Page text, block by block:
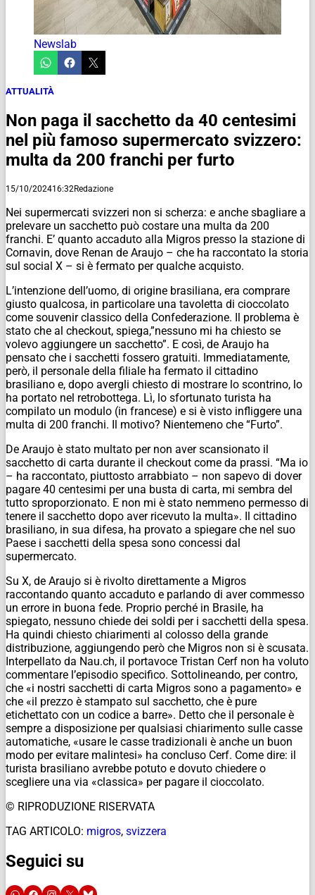
Newslab
ATTUALITÀ
Non paga il sacchetto da 40 centesimi
nel più famoso supermercato svizzero:
multa da 200 franchi per furto
15/10/202416:32Redazione
Nei supermercati svizzeri non si scherza: e anche sbagliare a
prelevare un sacchetto può costare una multa da 200
franchi. E’ quanto accaduto alla Migros presso la stazione di
Cornavin, dove Renan de Araujo – che ha raccontato la storia
sul social X – si è fermato per qualche acquisto.
L’intenzione dell’uomo, di origine brasiliana, era comprare
giusto qualcosa, in particolare una tavoletta di cioccolato
come souvenir classico della Confederazione. Il problema è
stato che al checkout, spiega,”nessuno mi ha chiesto se
volevo aggiungere un sacchetto”. E così, de Araujo ha
pensato che i sacchetti fossero gratuiti. Immediatamente,
però, il personale della filiale ha fermato il cittadino
brasiliano e, dopo avergli chiesto di mostrare lo scontrino, lo
ha portato nel retrobottega. Lì, lo sfortunato turista ha
compilato un modulo (in francese) e si è visto infliggere una
multa di 200 franchi. Il motivo? Nientemeno che “Furto”.
De Araujo è stato multato per non aver scansionato il
sacchetto di carta durante il checkout come da prassi. “Ma io
– ha raccontato, piuttosto arrabbiato – non sapevo di dover
pagare 40 centesimi per una busta di carta, mi sembra del
tutto sproporzionato. E non mi è stato nemmeno permesso di
tenere il sacchetto dopo aver ricevuto la multa». Il cittadino
brasiliano, in sua difesa, ha provato a spiegare che nel suo
Paese i sacchetti della spesa sono concessi dal
supermercato.
Su X, de Araujo si è rivolto direttamente a Migros
raccontando quanto accaduto e parlando di aver commesso
un errore in buona fede. Proprio perché in Brasile, ha
spiegato, nessuno chiede dei soldi per i sacchetti della spesa.
Ha quindi chiesto chiarimenti al colosso della grande
distribuzione, aggiungendo però che Migros non si è scusata.
Interpellato da Nau.ch, il portavoce Tristan Cerf non ha voluto
commentare l’episodio specifico. Sottolineando, per contro,
che «i nostri sacchetti di carta Migros sono a pagamento» e
che «il prezzo è stampato sul sacchetto, che è pure
etichettato con un codice a barre». Detto che il personale è
sempre a disposizione per qualsiasi chiarimento sulle casse
automatiche, «usare le casse tradizionali è anche un buon
modo per evitare malintesi» ha concluso Cerf. Come dire: il
turista brasiliano avrebbe potuto e dovuto chiedere o
scegliere una via «classica» per pagare il cioccolato.
© RIPRODUZIONE RISERVATA
TAG ARTICOLO: migros, svizzera
Seguici su